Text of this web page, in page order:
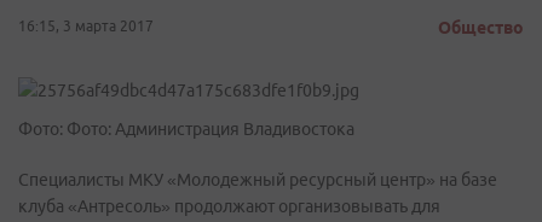
16:15, 3 марта 2017 Общество
Фото: Фото: Администрация Владивостока
Специалисты МКУ «Молодежный ресурсный центр» на базе
клуба «Антресоль» продолжают организовывать для